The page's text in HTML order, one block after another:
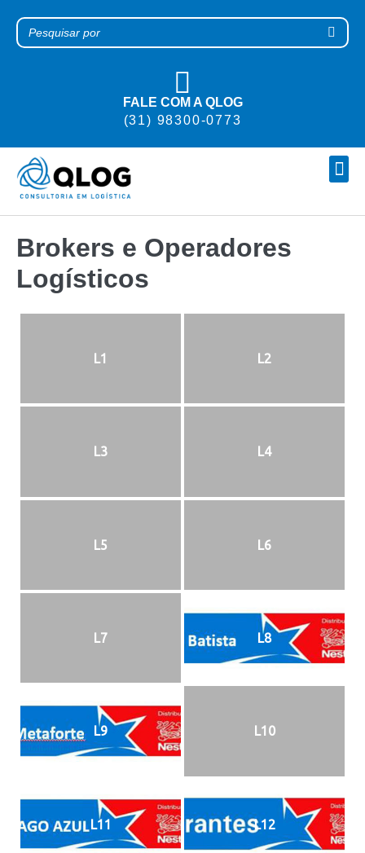
FALE COM A QLOG
(31) 98300-0773
Brokers e Operadores
Logísticos
L1 L2
L3 L4
L5 L6
L7 L8
L9 L10
L11 L12